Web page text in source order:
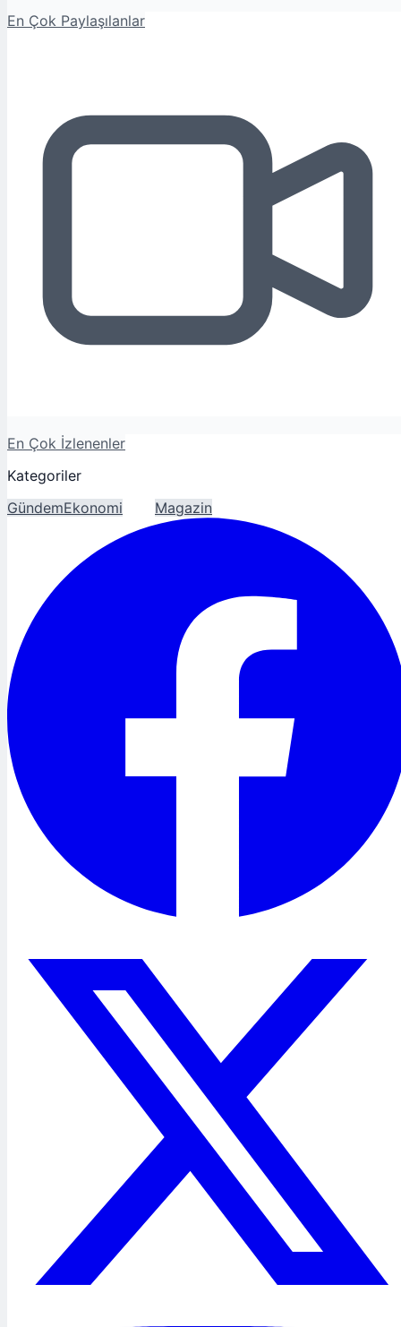
En Çok Paylaşılanlar
En Çok İzlenenler
Kategoriler
GündemEkonomi Magazin